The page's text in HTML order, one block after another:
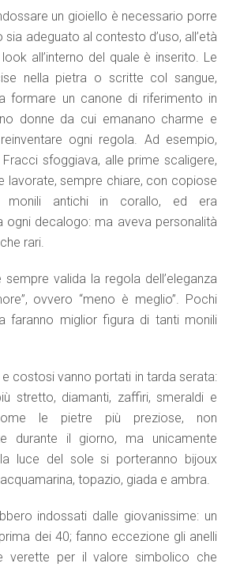
un gioiello è necessario porre
adeguato al contesto d’uso, all’età
all’interno del quale è inserito. Le
nella pietra o scritte col sangue,
formare un canone di riferimento in
donne da cui emanano charme e
ogni regola. Ad esempio,
Fracci sfoggiava, alle prime scaligere,
lavorate, sempre chiare, con copiose
monili antichi in corallo, ed era
ogni decalogo: ma aveva personalità
rari.
valida la regola dell’eleganza
ovvero “meno è meglio”. Pochi
faranno miglior figura di tanti monili
costosi vanno portati in tarda serata:
stretto, diamanti, zaffiri, smeraldi e
le pietre più preziose, non
durante il giorno, ma unicamente
luce del sole si porteranno bijoux
topazio, giada e ambra.
indossati dalle giovanissime: un
dei 40; fanno eccezione gli anelli
verette per il valore simbolico che